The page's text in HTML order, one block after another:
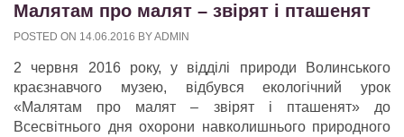
Малятам про малят – звірят і пташенят
POSTED ON 14.06.2016 BYADMIN
2 червня 2016 року, у відділі природи Волинського
краєзнавчого музею, відбувся екологічний урок
«Малятам про малят – звірят і пташенят» до
Всесвітнього дня охорони навколишнього природного